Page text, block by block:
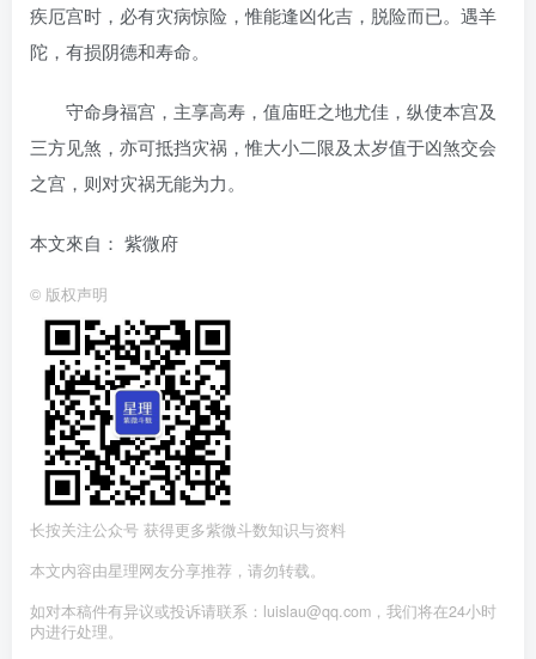
疾厄宫时，必有灾病惊险，惟能逢凶化吉，脱险而已。遇羊
陀，有损阴德和寿命。
守命身福宫，主享高寿，值庙旺之地尤佳，纵使本宫及
三方见煞，亦可抵挡灾祸，惟大小二限及太岁值于凶煞交会
之宫，则对灾祸无能为力。
本文來自： 紫微府
© 版权声明
长按关注公众号 获得更多紫微斗数知识与资料
本文内容由星理网友分享推荐，请勿转载。
如对本稿件有异议或投诉请联系：luislau@qq.com，我们将在24小时
内进行处理。